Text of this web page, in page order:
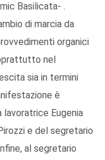
Basilicata- .
di marcia da
organici
nel
sia in termini
è
Eugenia
e del segretario
al segretario